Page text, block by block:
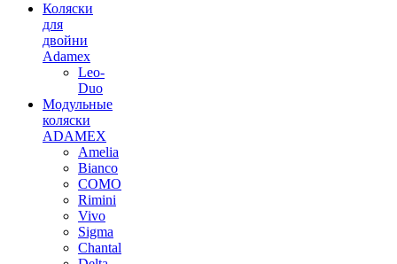
Коляски
для
двойни
Adamex
Leo-
Duo
Модульные
коляски
ADAMEX
Amelia
Bianco
COMO
Rimini
Vivo
Sigma
Chantal